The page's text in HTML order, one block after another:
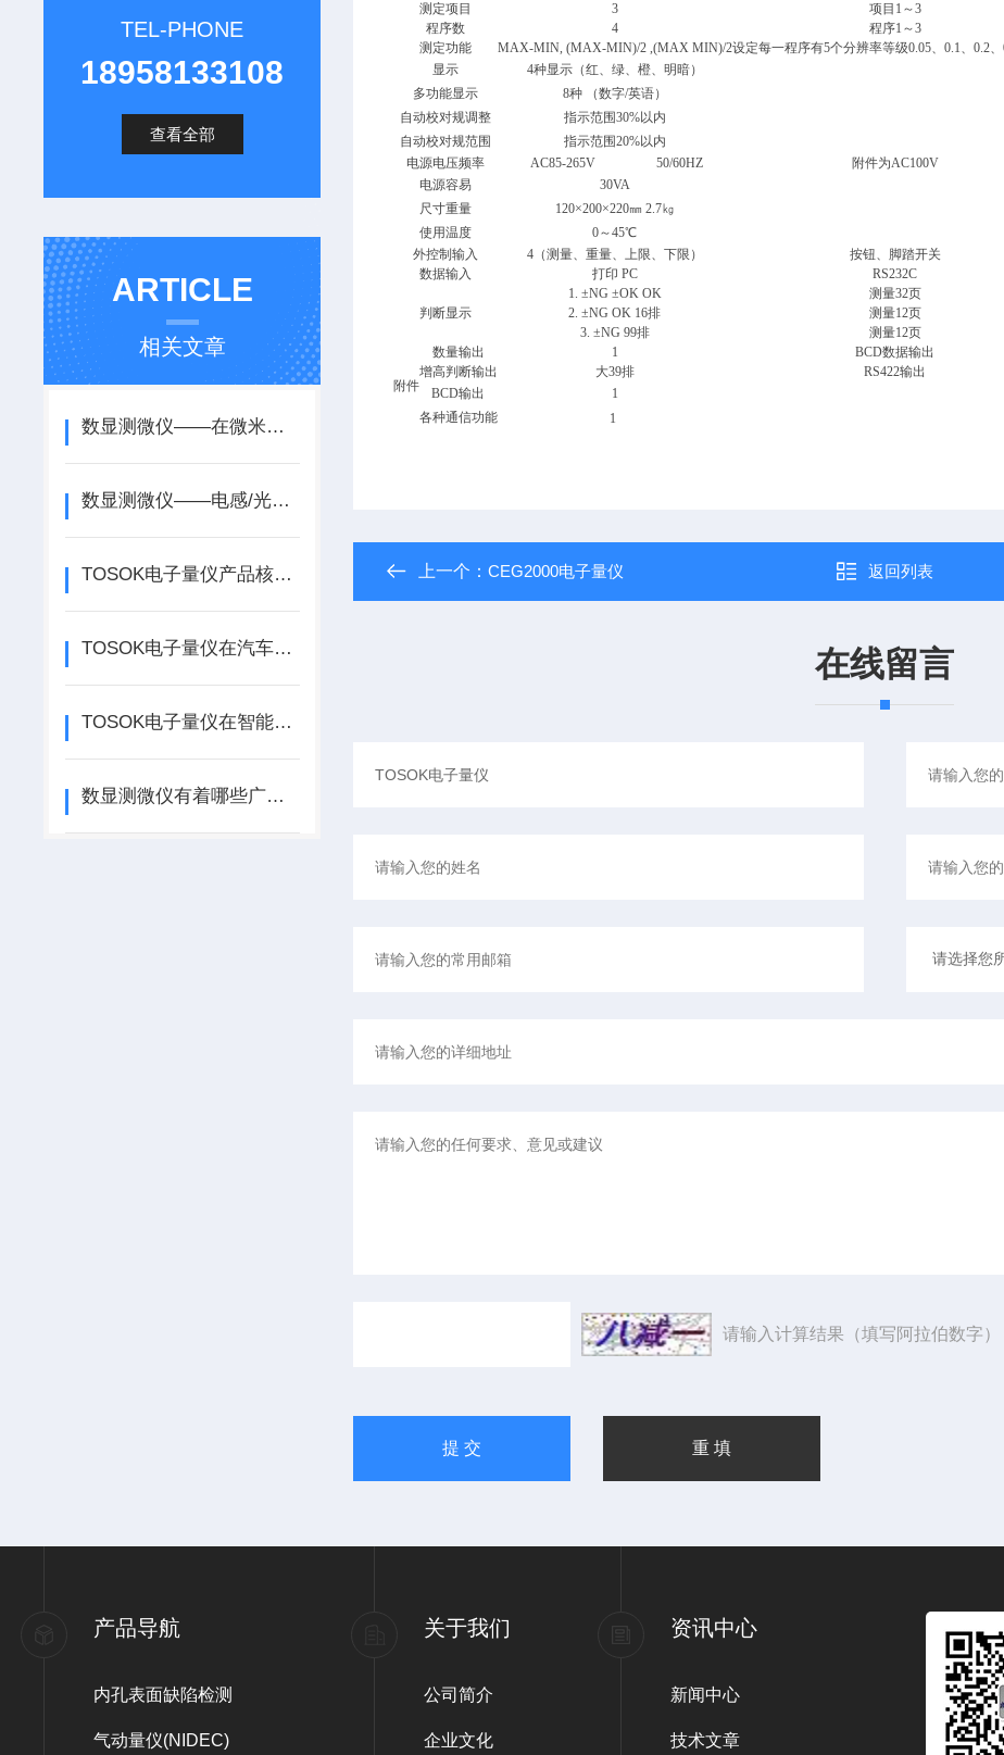
TEL-PHONE
18958133108
查看全部
ARTICLE
相关文章
数显测微仪——在微米级位移中捕捉制造的“尺寸准星”
数显测微仪——电感/光栅测微原理与精密尺寸在线检测应用
TOSOK电子量仪产品核心功能与全场景适配指南
TOSOK电子量仪在汽车零部件与精密加工中的应用
TOSOK电子量仪在智能制造中的应用
数显测微仪有着哪些广泛应用？
测定项目
3
项目1～3
程序数
4
程序1～3
测定功能
MAX-MIN, (MAX-MIN)/2 ,(MAX MIN)/2设定每一程序有5个分辨率等级0.05、0.1、0.2
显示
4种显示（红、绿、橙、明暗）
多功能显示
8种 （数字/英语）
自动校对规调整
指示范围30%以内
自动校对规范围
指示范围20%以内
电源电压频率
AC85-265V 50/60HZ
附件为AC100V
电源容易
30VA
尺寸重量
120×200×220㎜ 2.7㎏
使用温度
0～45℃
外控制输入
4（测量、重量、上限、下限）
按钮、脚踏开关
数据输入
打印 PC RS232C
判断显示
1. ±NG ±OK OK
测量32页
2. ±NG OK 16排
测量12页
3. ±NG 99排 测量12页
附件
数量输出 1 BCD数据输出
增高判断输出
大39排 RS422输出
BCD输出
1
各种通信功能
1
上一个：CEG2000电子量仪 返回列表
在线留言
请输入计算结果（填写阿拉伯数字
产品导航
内孔表面缺陷检测
气动量仪(NIDEC)
关于我们
公司简介
企业文化
资讯中心
新闻中心
技术文章